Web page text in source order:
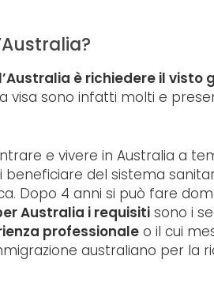
è richiedere il visto
visa sono infatti molti e
e vivere in Australia a
del sistema
Dopo 4 anni si può fare
Australia i requisiti sono i
professionale o il cui
australiano per la